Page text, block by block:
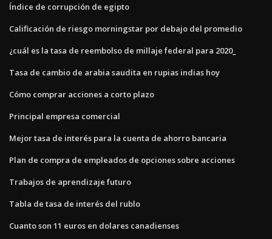
Índice de corrupción de egipto
Calificación de riesgo morningstar por debajo del promedio
¿cuál es la tasa de reembolso de millaje federal para 2020_
Tasa de cambio de arabia saudita en rupias indias hoy
Cómo comprar acciones a corto plazo
Principal empresa comercial
Mejor tasa de interés para la cuenta de ahorro bancaria
Plan de compra de empleados de opciones sobre acciones
Trabajos de aprendizaje futuro
Tabla de tasa de interés del rublo
Cuanto son 11 euros en dolares canadienses